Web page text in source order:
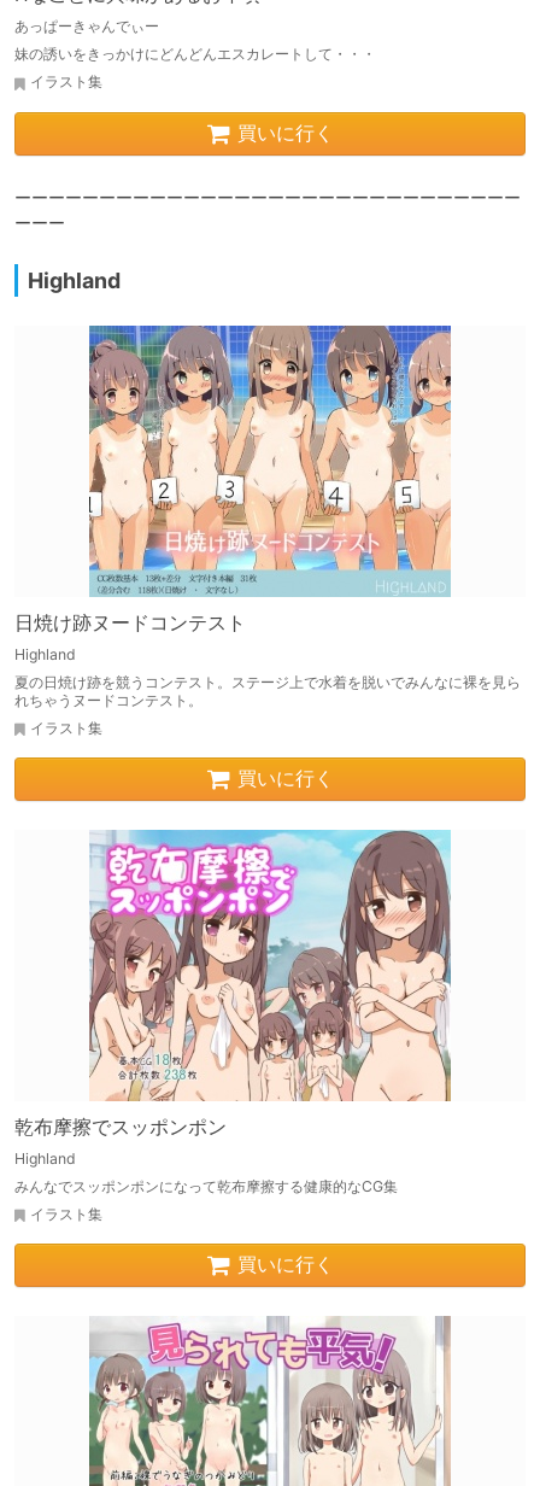
あっぱーきゃんでぃー
妹の誘いをきっかけにどんどんエスカレートして・・・
イラスト集
買いに行く
ーーーーーーーーーーーーーーーーーーーーーーーーーーーーーー
ーーー
Highland
日焼け跡ヌードコンテスト
Highland
夏の日焼け跡を競うコンテスト。ステージ上で水着を脱いでみんなに裸を見ら
れちゃうヌードコンテスト。
イラスト集
買いに行く
乾布摩擦でスッポンポン
Highland
みんなでスッポンポンになって乾布摩擦する健康的なCG集
イラスト集
買いに行く